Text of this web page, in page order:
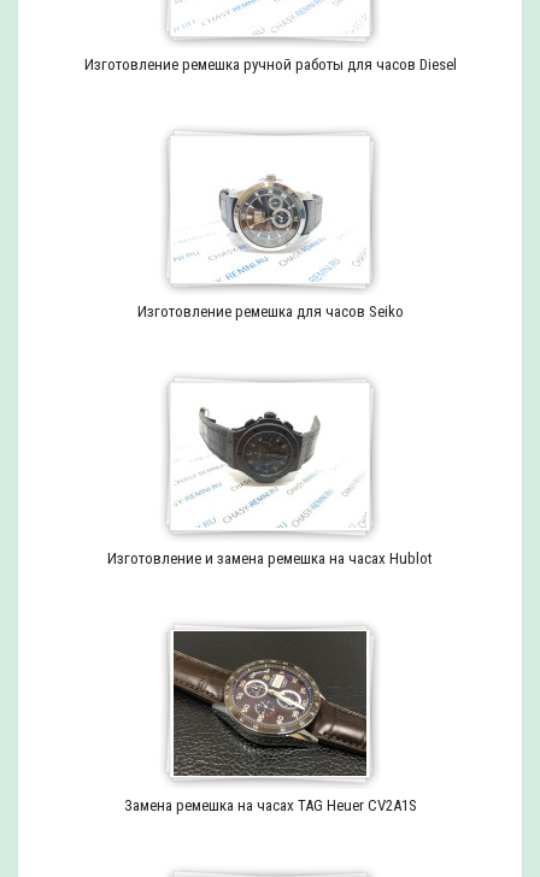
Изготовление ремешка ручной работы для часов Diesel
Изготовление ремешка для часов Seiko
Изготовление и замена ремешка на часах Hublot
Замена ремешка на часах TAG Heuer CV2A1S